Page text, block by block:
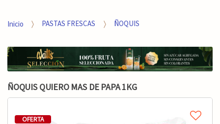
r
o
r
:
Inicio PASTAS FRESCAS ÑOQUIS
ÑOQUIS QUIERO MAS DE PAPA 1KG
OFERTA